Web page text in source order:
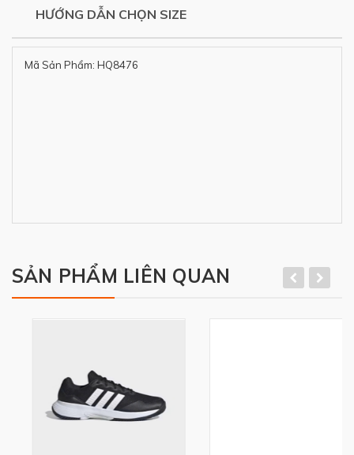
HƯỚNG DẪN CHỌN SIZE
Mã Sản Phẩm: HQ8476
SẢN PHẨM LIÊN QUAN